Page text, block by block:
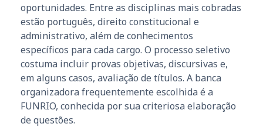
oportunidades. Entre as disciplinas mais cobradas
estão português, direito constitucional e
administrativo, além de conhecimentos
específicos para cada cargo. O processo seletivo
costuma incluir provas objetivas, discursivas e,
em alguns casos, avaliação de títulos. A banca
organizadora frequentemente escolhida é a
FUNRIO, conhecida por sua criteriosa elaboração
de questões.